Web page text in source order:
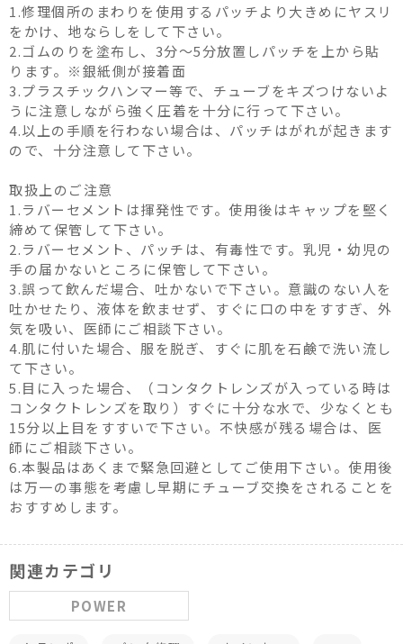
1.修理個所のまわりを使用するパッチより大きめにヤスリ
をかけ、地ならしをして下さい。
2.ゴムのりを塗布し、3分～5分放置しパッチを上から貼
ります。※銀紙側が接着面
3.プラスチックハンマー等で、チューブをキズつけないよ
うに注意しながら強く圧着を十分に行って下さい。
4.以上の手順を行わない場合は、パッチはがれが起きます
ので、十分注意して下さい。
取扱上のご注意
1.ラバーセメントは揮発性です。使用後はキャップを堅く
締めて保管して下さい。
2.ラバーセメント、パッチは、有毒性です。乳児・幼児の
手の届かないところに保管して下さい。
3.誤って飲んだ場合、吐かないで下さい。意識のない人を
吐かせたり、液体を飲ませず、すぐに口の中をすすぎ、外
気を吸い、医師にご相談下さい。
4.肌に付いた場合、服を脱ぎ、すぐに肌を石鹸で洗い流し
て下さい。
5.目に入った場合、（コンタクトレンズが入っている時は
コンタクトレンズを取り）すぐに十分な水で、少なくとも
15分以上目をすすいで下さい。不快感が残る場合は、医
師にご相談下さい。
6.本製品はあくまで緊急回避としてご使用下さい。使用後
は万一の事態を考慮し早期にチューブ交換をされることを
おすすめします。
関連カテゴリ
POWER